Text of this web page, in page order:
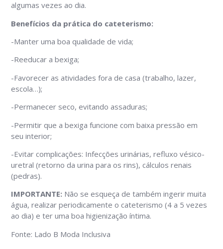
algumas vezes ao dia.
Benefícios da prática do cateterismo:
-Manter uma boa qualidade de vida;
-Reeducar a bexiga;
-Favorecer as atividades fora de casa (trabalho, lazer,
escola…);
-Permanecer seco, evitando assaduras;
-Permitir que a bexiga funcione com baixa pressão em
seu interior;
-Evitar complicações: Infecções urinárias, refluxo vésico-
uretral (retorno da urina para os rins), cálculos renais
(pedras).
IMPORTANTE: Não se esqueça de também ingerir muita
água, realizar periodicamente o cateterismo (4 a 5 vezes
ao dia) e ter uma boa higienização íntima.
Fonte: Lado B Moda Inclusiva